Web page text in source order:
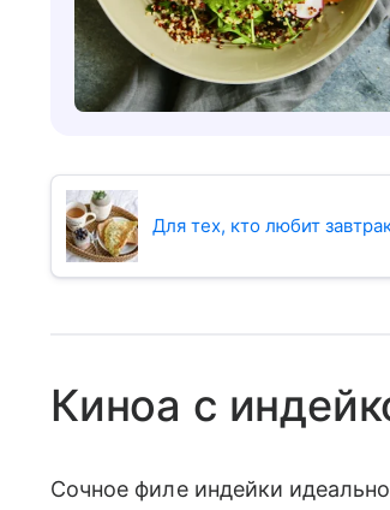
Для тех, кто любит
Киноа с
Сочное филе индейки